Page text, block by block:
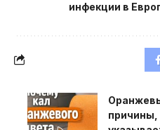
инфекции в
причины,